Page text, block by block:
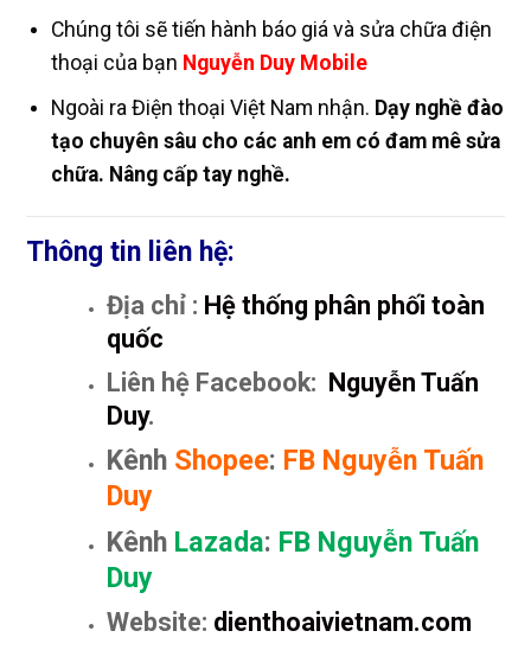
Chúng tôi sẽ tiến hành báo giá và sửa chữa điện
thoại của bạn Nguyễn Duy Mobile
Ngoài ra Điện thoại Việt Nam nhận. Dạy nghề đào
tạo chuyên sâu cho các anh em có đam mê sửa
chữa. Nâng cấp tay nghề.
Thông tin liên hệ:
Địa chỉ : Hệ thống phân phối toàn
quốc
Liên hệ Facebook: Nguyễn Tuấn
Duy.
Kênh Shopee: FB Nguyễn Tuấn
Duy
Kênh Lazada: FB Nguyễn Tuấn
Duy
Website: dienthoaivietnam.com